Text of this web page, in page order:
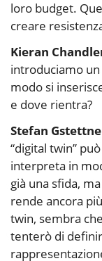
loro budget.
creare
Kieran
introduciamo
modo si
e dove rientra?
Stefan
“digital twin”
interpreta in
già una sfida,
rende ancora
twin, sembra
tenterò di